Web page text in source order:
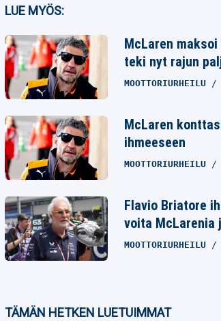
Whatsapp
LUE MYÖS:
McLaren
teki nyt rajun
MOOTTORIURHEILU
McLaren
ihmeeseen
MOOTTORIURHEILU
Flavio Briatore
voita McLarenia
MOOTTORIURHEILU
TÄMÄN HETKEN LUETUIMMAT